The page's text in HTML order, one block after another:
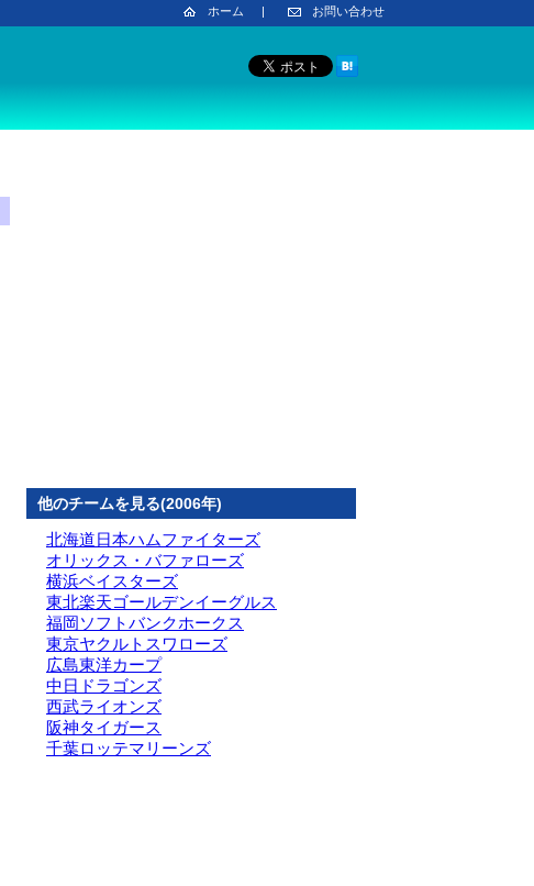
ホーム | お問い合わせ
他のチームを見る(2006年)
北海道日本ハムファイターズ
オリックス・バファローズ
横浜ベイスターズ
東北楽天ゴールデンイーグルス
福岡ソフトバンクホークス
東京ヤクルトスワローズ
広島東洋カープ
中日ドラゴンズ
西武ライオンズ
阪神タイガース
千葉ロッテマリーンズ